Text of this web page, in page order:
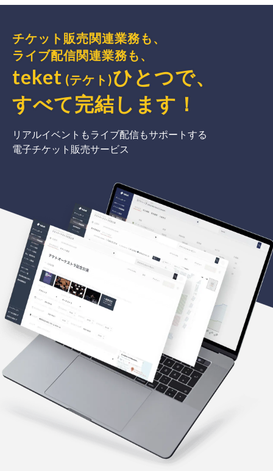
チケット販売関連業務も、
ライブ配信関連業務も、
teket (テケト)ひとつで、
すべて完結 します ！
リアルイベントもライブ配信もサポートする
電子チケット販売サービス